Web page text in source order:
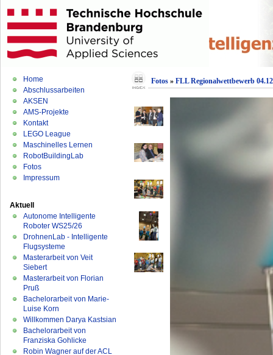
Home
Abschlussarbeiten
AKSEN
AMS-Projekte
Kontakt
LEGO League
Maschinelles Lernen
RobotBuildingLab
Fotos
Impressum
Aktuell
Autonome Intelligente
Roboter WS25/26
DrohnenLab - Intelligente
Flugsysteme
Masterarbeit von Veit
Siebert
Masterarbeit von Florian
Pruß
Bachelorarbeit von Marie-
Luise Korn
Willkommen Darya Kastsian
Bachelorarbeit von
Franziska Gohlicke
Robin Wagner auf der ACL
Fotos» FLL Regionalwettbewerb